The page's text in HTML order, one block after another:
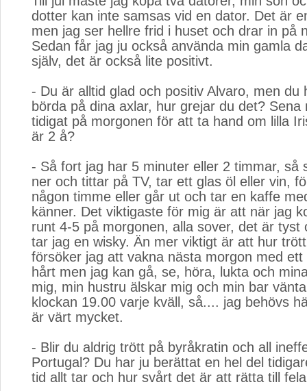
dotter kan inte samsas vid en dator. Det är
men jag ser hellre frid i huset och drar in på
Sedan får jag ju också använda min gamla
själv, det är också lite positivt.
- Du är alltid glad och positiv Alvaro, men du
börda på dina axlar, hur grejar du det? Sena
tidigat på morgonen för att ta hand om lilla
är 2 å?
- Så fort jag har 5 minuter eller 2 timmar, så
ner och tittar på TV, tar ett glas öl eller vin,
någon timme eller går ut och tar en kaffe
känner. Det viktigaste för mig är att när jag
runt 4-5 på morgonen, alla sover, det är tyst
tar jag en wisky. Än mer viktigt är att hur
försöker jag att vakna nästa morgon med ett
hårt men jag kan gå, se, höra, lukta och
mig, min hustru älskar mig och min bar
klockan 19.00 varje kväll, så.... jag behövs
är värt mycket.
- Blir du aldrig trött på byråkratin och all
Portugal? Du har ju berättat en hel del
tid allt tar och hur svårt det är att rätta till